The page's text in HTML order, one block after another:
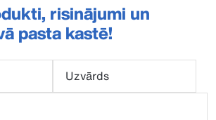
risinājumi un
pasta kastē!
Uzvārds